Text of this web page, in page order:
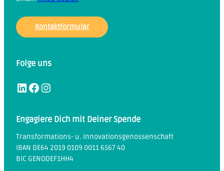
Kontaktformular
Folge uns
LinkedIn Facebook Instagram
Engagiere Dich mit Deiner Spende
Transformations- u. Innovationsgenossenschaft
IBAN DE64 2019 0109 0011 6567 40
BIC GENODEF1HH4